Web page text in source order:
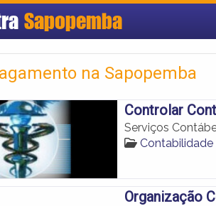
Sapopemba
na Sapopemba
Controlar
Serviços
Organização